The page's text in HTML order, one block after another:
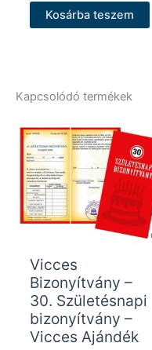
Kosárba teszem
Kapcsolódó termékek
Vicces
Bizonyítvány –
30. Születésnapi
bizonyítvány –
Vicces Ajándék